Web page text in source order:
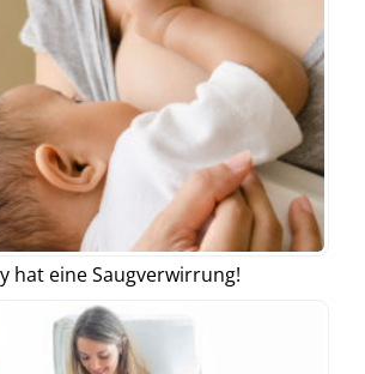
hat eine Saugverwirrung!